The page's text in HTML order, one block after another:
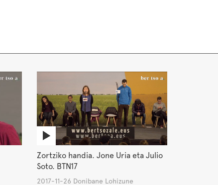
Zortziko handia. Jone Uria eta Julio
Soto. BTN17
2017-11-26 Donibane Lohizune